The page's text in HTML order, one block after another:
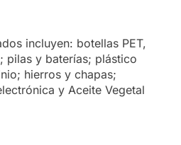
incluyen: botellas PET,
pilas y baterías; plástico
hierros y chapas;
y Aceite Vegetal